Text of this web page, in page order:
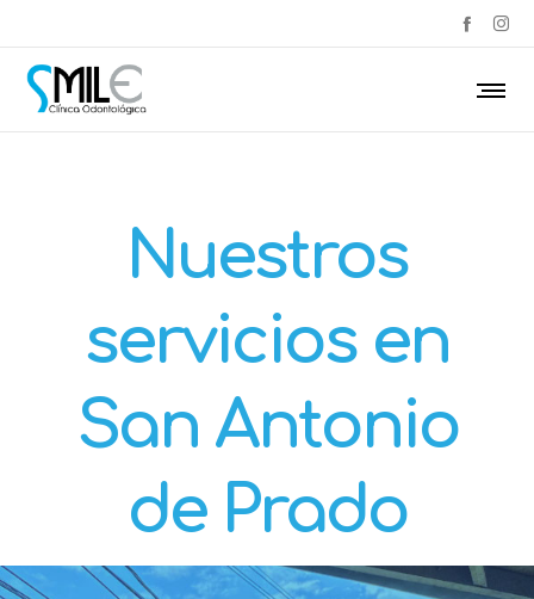
Nuestros
servicios en
San Antonio
de Prado